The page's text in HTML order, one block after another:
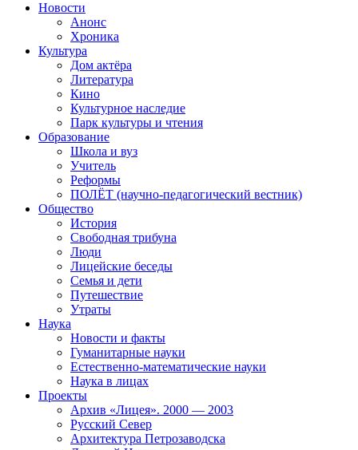
Новости
Анонс
Хроника
Культура
Дом актёра
Литература
Кино
Культурное наследие
Парк культуры и чтения
Образование
Школа и вуз
Учитель
Реформы
ПОЛЁТ (научно-педагогический вестник)
Общество
История
Свободная трибуна
Люди
Лицейские беседы
Семья и дети
Путешествие
Утраты
Наука
Новости и факты
Гуманитарные науки
Естественно-математические науки
Наука в лицах
Проекты
Архив «Лицея». 2000 — 2003
Русский Север
Архитектура Петрозаводска